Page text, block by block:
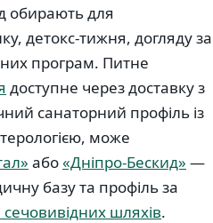
обирають для
детокс-тижня, догляду за
програм. Питне
доступне через доставку з
санаторний профіль із
може
або«Дніпро-Бескид» —
базу та профіль за
шляхів.